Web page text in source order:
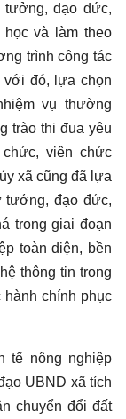
đạo đức,
và làm theo
trình công tác
với đó, lựa chọn
vụ thường
trào thi đua yêu
viên chức
xã cũng đã lựa
tưởng, đạo đức,
trong giai đoạn
toàn diện, bền
thông tin trong
hành chính phục
tế nông nghiệp
UBND xã tích
chuyển đổi đất